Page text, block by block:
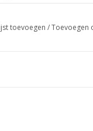
de Milieudienst.
Grand Cherokee
toevoegen /Toevoegen